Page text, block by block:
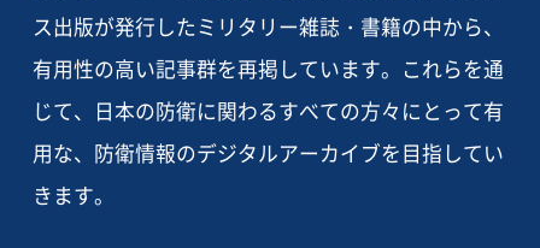
ス出版が発行したミリタリー雑誌・書籍の中から、
有用性の高い記事群を再掲しています。これらを通
じて、日本の防衛に関わるすべての方々にとって有
用な、防衛情報のデジタルアーカイブを目指してい
きます。